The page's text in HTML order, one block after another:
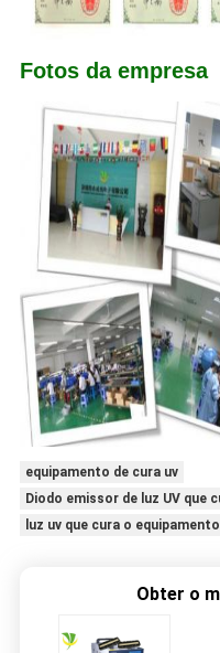
Fotos da empresa
equipamento de cura uv
Diodo emissor de luz UV que
luz uv que cura o equipamento
Obter o